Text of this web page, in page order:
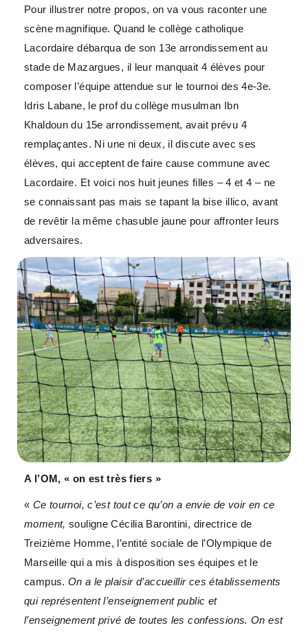
Pour illustrer notre propos, on va vous raconter une
scène magnifique. Quand le collège catholique
Lacordaire débarqua de son 13e arrondissement au
stade de Mazargues, il leur manquait 4 élèves pour
composer l’équipe attendue sur le tournoi des 4e-3e.
Idris Labane, le prof du collège musulman Ibn
Khaldoun du 15e arrondissement, avait prévu 4
remplaçantes. Ni une ni deux, il discute avec ses
élèves, qui acceptent de faire cause commune avec
Lacordaire. Et voici nos huit jeunes filles – 4 et 4 – ne
se connaissant pas mais se tapant la bise illico, avant
de revêtir la même chasuble jaune pour affronter leurs
adversaires.
A l’OM, « on est très fiers »
« Ce tournoi, c’est tout ce qu’on a envie de voir en ce
moment, souligne Cécilia Barontini, directrice de
Treizième Homme, l’entité sociale de l’Olympique de
Marseille qui a mis à disposition ses équipes et le
campus. On a le plaisir d’accueillir ces établissements
qui représentent l’enseignement public et
l’enseignement privé de toutes les confessions. On est